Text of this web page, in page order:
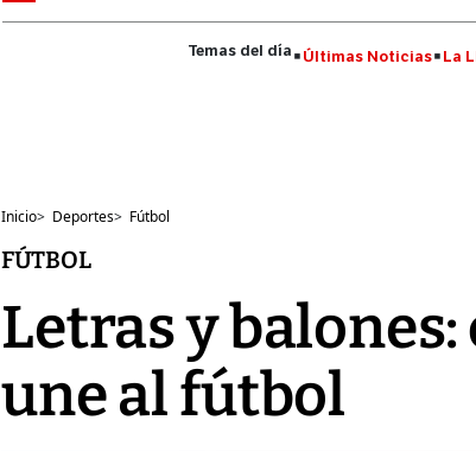
Últimas Noticias La
Inicio> Deportes> Fútbol
FÚTBOL
Letras y
une al fútbol